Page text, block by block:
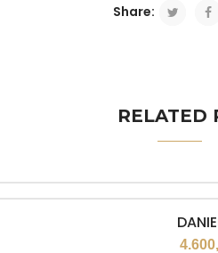
Share:
RELATED